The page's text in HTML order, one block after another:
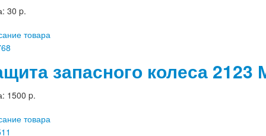
30 p.
товара
запасного колеса
1500 p.
товара